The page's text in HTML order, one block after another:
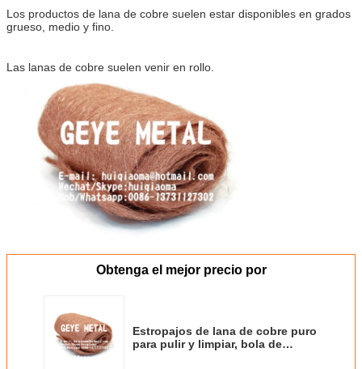
Los productos de lana de cobre suelen estar disponibles en grados
grueso, medio y fino.
Las lanas de cobre suelen venir en rollo.
Obtenga el mejor precio por
Estropajos de lana de cobre puro
para pulir y limpiar, bola de